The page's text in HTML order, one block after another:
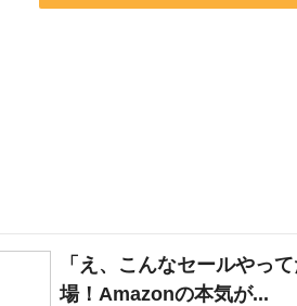
「え、こんなセールやっ
場！Amazonの本気が...